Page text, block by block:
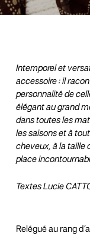
Intemporel et
accessoire : il
personnalité de
élégant au grand
dans toutes les
les saisons et à
cheveux, à la taille
place
Textes Lucie
Relégué au rang